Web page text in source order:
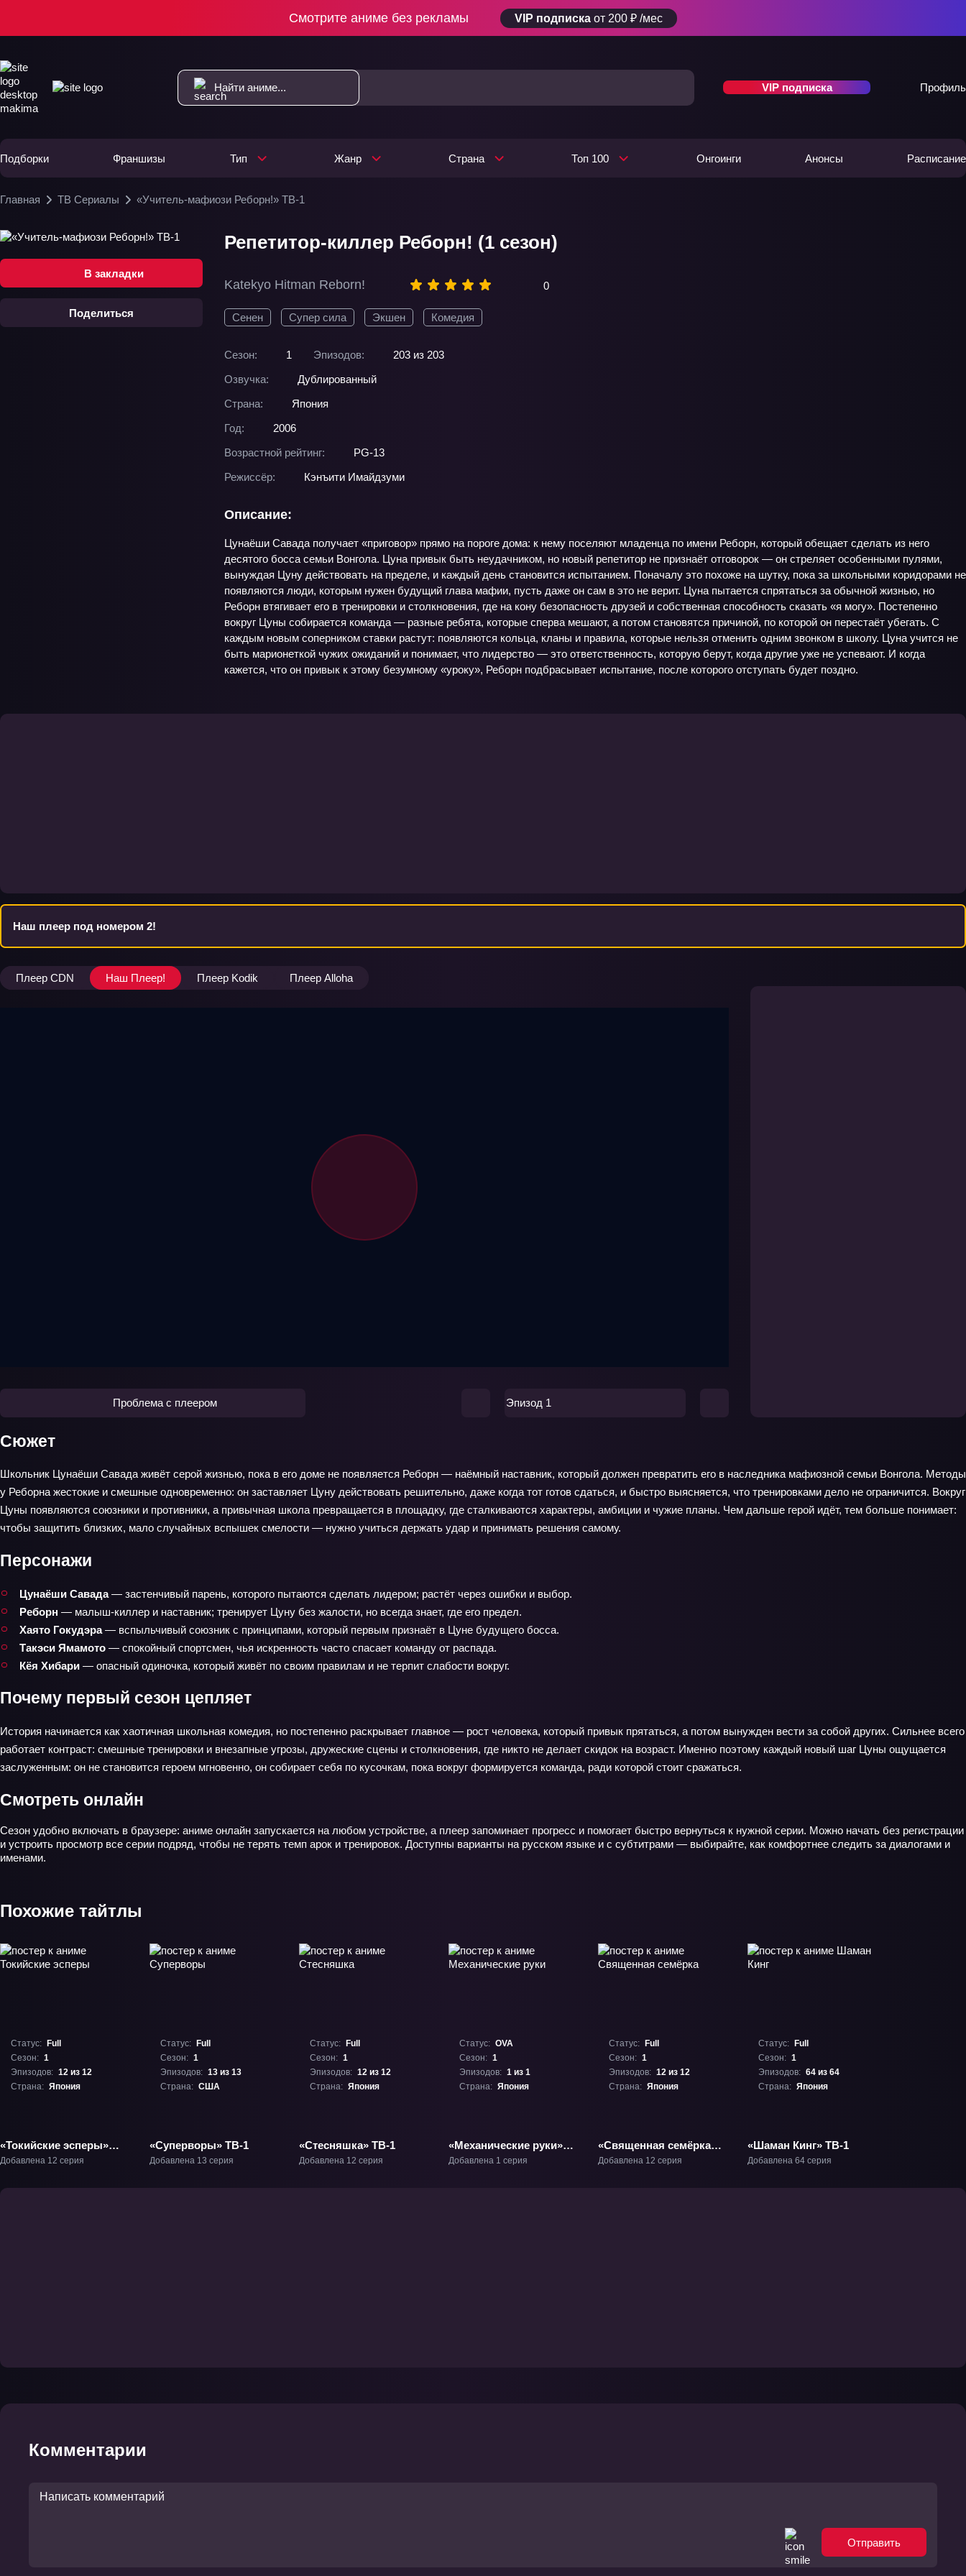
Смотрите аниме без рекламы VIP подписка от 200 ₽ /мес
VIP подписка Профиль
Подборки Франшизы Тип Жанр Страна Топ 100 Онгоинги Анонсы Расписание
Главная ТВ Сериалы «Учитель-мафиози Реборн!» ТВ-1
В закладки
Поделиться
Репетитор-киллер Реборн! (1 сезон)
Katekyo Hitman Reborn! 0
Сенен Супер сила Экшен Комедия
Сезон: 1 Эпизодов:
203 из 203
Озвучка:
Дублированный
Страна:
Япония
Год:
2006
Возрастной рейтинг:
PG-13
Режиссёр:
Кэнъити Имайдзуми
Описание:
Цунаёши Савада получает «приговор» прямо на пороге дома: к нему поселяют младенца по имени Реборн, который обещает сделать из него
десятого босса семьи Вонгола. Цуна привык быть неудачником, но новый репетитор не признаёт отговорок — он стреляет особенными пулями,
вынуждая Цуну действовать на пределе, и каждый день становится испытанием. Поначалу это похоже на шутку, пока за школьными коридорами не
появляются люди, которым нужен будущий глава мафии, пусть даже он сам в это не верит. Цуна пытается спрятаться за обычной жизнью, но
Реборн втягивает его в тренировки и столкновения, где на кону безопасность друзей и собственная способность сказать «я могу». Постепенно
вокруг Цуны собирается команда — разные ребята, которые сперва мешают, а потом становятся причиной, по которой он перестаёт убегать. С
каждым новым соперником ставки растут: появляются кольца, кланы и правила, которые нельзя отменить одним звонком в школу. Цуна учится не
быть марионеткой чужих ожиданий и понимает, что лидерство — это ответственность, которую берут, когда другие уже не успевают. И когда
кажется, что он привык к этому безумному «уроку», Реборн подбрасывает испытание, после которого отступать будет поздно.
Наш плеер под номером 2!
Плеер CDN Наш Плеер! Плеер Kodik Плеер Alloha
Проблема с плеером Эпизод 1
Сюжет
Школьник Цунаёши Савада живёт серой жизнью, пока в его доме не появляется Реборн — наёмный наставник, который должен превратить его в наследника мафиозной семьи Вонгола. Методы
у Реборна жестокие и смешные одновременно: он заставляет Цуну действовать решительно, даже когда тот готов сдаться, и быстро выясняется, что тренировками дело не ограничится. Вокруг
Цуны появляются союзники и противники, а привычная школа превращается в площадку, где сталкиваются характеры, амбиции и чужие планы. Чем дальше герой идёт, тем больше понимает:
чтобы защитить близких, мало случайных вспышек смелости — нужно учиться держать удар и принимать решения самому.
Персонажи
Цунаёши Савада— застенчивый парень, которого пытаются сделать лидером; растёт через ошибки и выбор.
Реборн — малыш‑киллер и наставник; тренирует Цуну без жалости, но всегда знает, где его предел.
Хаято Гокудэра— вспыльчивый союзник с принципами, который первым признаёт в Цуне будущего босса.
Такэси Ямамото — спокойный спортсмен, чья искренность часто спасает команду от распада.
Кёя Хибари — опасный одиночка, который живёт по своим правилам и не терпит слабости вокруг.
Почему первый сезон цепляет
История начинается как хаотичная школьная комедия, но постепенно раскрывает главное — рост человека, который привык прятаться, а потом вынужден вести за собой других. Сильнее всего
работает контраст: смешные тренировки и внезапные угрозы, дружеские сцены и столкновения, где никто не делает скидок на возраст. Именно поэтому каждый новый шаг Цуны ощущается
заслуженным: он не становится героем мгновенно, он собирает себя по кусочкам, пока вокруг формируется команда, ради которой стоит сражаться.
Смотреть онлайн
Сезон удобно включать в браузере: аниме онлайн запускается на любом устройстве, а плеер запоминает прогресс и помогает быстро вернуться к нужной серии. Можно начать без регистрации
и устроить просмотр все серии подряд, чтобы не терять темп арок и тренировок. Доступны варианты на русском языке и с субтитрами — выбирайте, как комфортнее следить за диалогами и
именами.
Похожие тайтлы
Статус:
Full
Сезон: 1
Эпизодов: 12 из 12
Страна: Япония
«Токийские эсперы»
ТВ-1
Добавлена 12 серия
Статус:
Full
Сезон: 1
Эпизодов: 13 из 13
Страна: США
«Суперворы» ТВ-1
Добавлена 13 серия
Статус:
Full
Сезон: 1
Эпизодов: 12 из 12
Страна: Япония
«Стесняшка» ТВ-1
Добавлена 12 серия
Статус: OVA
Сезон: 1
Эпизодов: 1 из 1
Страна: Япония
«Механические руки»
ОВА-1
Добавлена 1 серия
Статус:
Full
Сезон: 1
Эпизодов: 12 из 12
Страна: Япония
«Священная семёрка»
ТВ-1
Добавлена 12 серия
Статус:
Full
Сезон: 1
Эпизодов: 64 из 64
Страна: Япония
«Шаман Кинг» ТВ-1
Добавлена 64 серия
Комментарии
Отправить